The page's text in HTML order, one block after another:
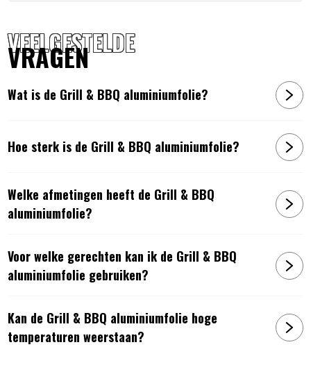
Speciaal voor gebruik op de BBQ en Grill
VEELGESTELDE
VRAGEN
Wat is de Grill & BBQ aluminiumfolie?
Hoe sterk is de Grill & BBQ aluminiumfolie?
Welke afmetingen heeft de Grill & BBQ
aluminiumfolie?
Voor welke gerechten kan ik de Grill & BBQ
aluminiumfolie gebruiken?
Kan de Grill & BBQ aluminiumfolie hoge
temperaturen weerstaan?